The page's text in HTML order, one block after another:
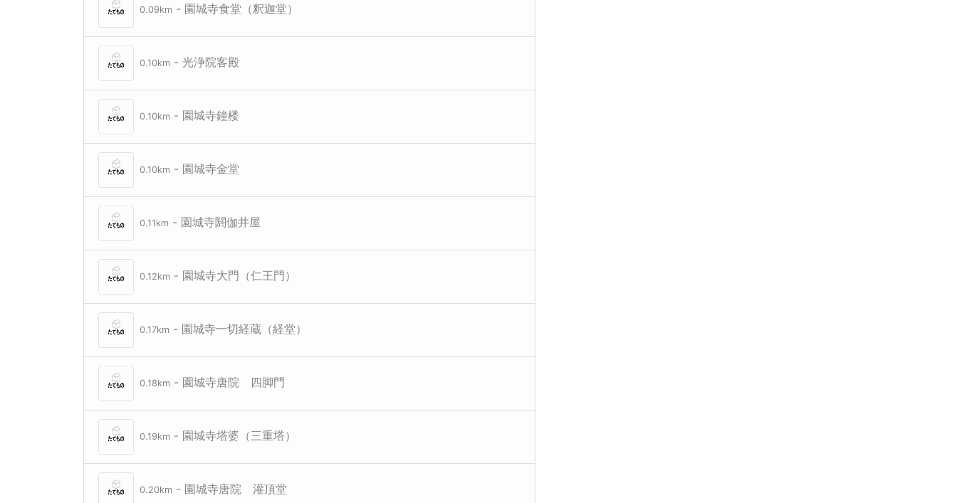
0.09km - 園城寺食堂（釈迦堂）
0.10km - 光浄院客殿
0.10km - 園城寺鐘楼
0.10km - 園城寺金堂
0.11km - 園城寺閼伽井屋
0.12km - 園城寺大門（仁王門）
0.17km - 園城寺一切経蔵（経堂）
0.18km - 園城寺唐院 四脚門
0.19km - 園城寺塔婆（三重塔）
0.20km - 園城寺唐院 灌頂堂